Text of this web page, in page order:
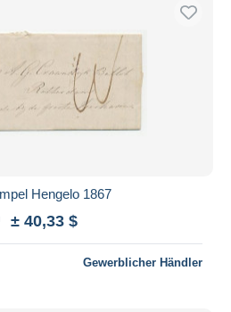
Hengelo 1867
± 40,33 $
Gewerblicher Händler